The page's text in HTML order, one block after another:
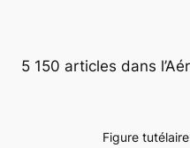
5 150 articles dans
Figure